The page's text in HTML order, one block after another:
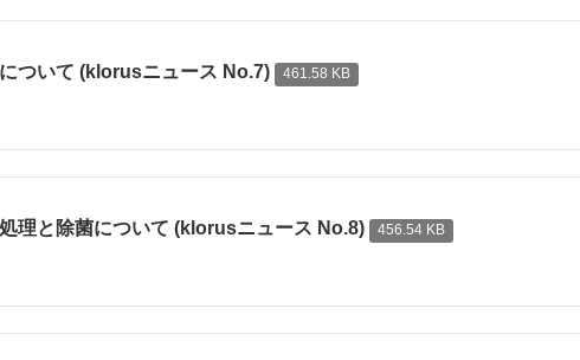
ついて (klorusニュース No.7) 461.58 KB
理と除菌について (klorusニュース No.8) 456.54 KB